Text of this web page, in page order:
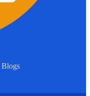
Blogs